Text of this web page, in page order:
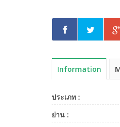
Information
ประเภท :
ย่าน :